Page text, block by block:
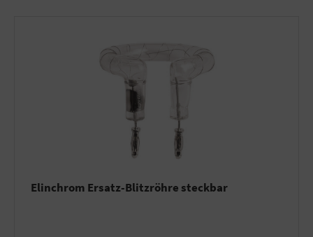
Elinchrom Ersatz-Blitzröhre steckbar